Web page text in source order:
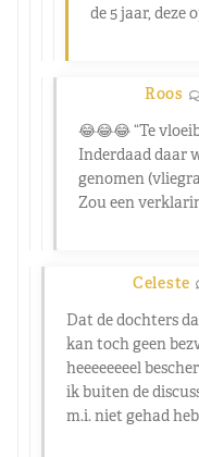
de 5 jaar, deze
Roos
😂😂😂 “Te
Inderdaad daar
genomen
Zou een
Celeste
Dat de dochters
kan toch geen
heeeeeeeel
ik buiten de
m.i. niet gehad